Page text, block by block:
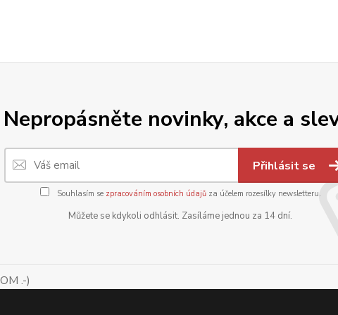
Nepropásněte novinky, akce a
Přihlásit se
Souhlasím se zpracováním osobních údajůza účelem rozesílky newsletteru.
Můžete se kdykoli odhlásit. Zasíláme jednou za 14 dní.
.-)